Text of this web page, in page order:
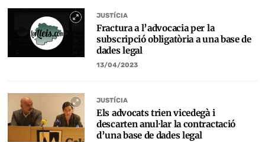
JUSTÍCIA
Fractura a l’advocacia per la
subscripció obligatòria a una base de
dades legal
13/04/2023
JUSTÍCIA
Els advocats trien vicedegà i
descarten anul·lar la contractació
d’una base de dades legal